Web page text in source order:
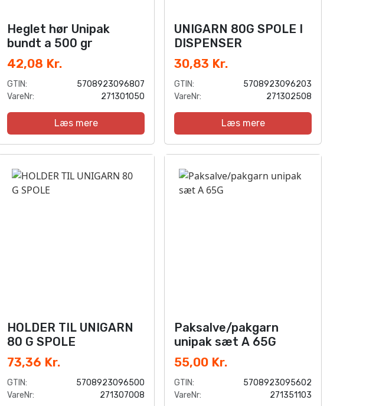
Heglet hør Unipak
bundt a 500 gr
42,08 Kr.
GTIN:
5708923096807
VareNr:
271301050
Læs mere
UNIGARN 80G SPOLE I
DISPENSER
30,83 Kr.
GTIN:
5708923096203
VareNr:
271302508
Læs mere
HOLDER TIL UNIGARN
80 G SPOLE
73,36 Kr.
GTIN:
5708923096500
VareNr:
271307008
Paksalve/pakgarn
unipak sæt A 65G
55,00 Kr.
GTIN:
5708923095602
VareNr:
271351103